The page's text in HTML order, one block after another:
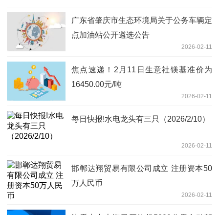
广东省肇庆市生态环境局关于公务车辆定
点加油站公开遴选公告
2026-02-11
焦点速递！2月11日生意社镁基准价为
16450.00元/吨
2026-02-11
每日快报!水电龙头有三只（2026/2/10）
2026-02-11
邯郸达翔贸易有限公司成立 注册资本50
万人民币
2026-02-11